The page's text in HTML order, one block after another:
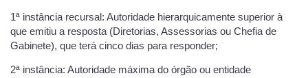
1ª instância recursal: Autoridade hierarquicamente superior à
que emitiu a resposta (Diretorias, Assessorias ou Chefia de
Gabinete), que terá cinco dias para responder;
2ª instância: Autoridade máxima do órgão ou entidade